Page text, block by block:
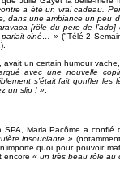
a été un vrai cadeau.
dans une ambiance un peu
[rôle du père de
parlait ciné… » ("Télé 2
un certain humour
avec une nouvelle
s’était fait gonfler les
un slip ! ».
Maria Pacôme a confié
insouciante »
quoi pour pouvoir
encore « un très beau rôle au